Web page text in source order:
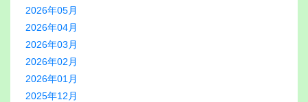
2026年05月
2026年04月
2026年03月
2026年02月
2026年01月
2025年12月